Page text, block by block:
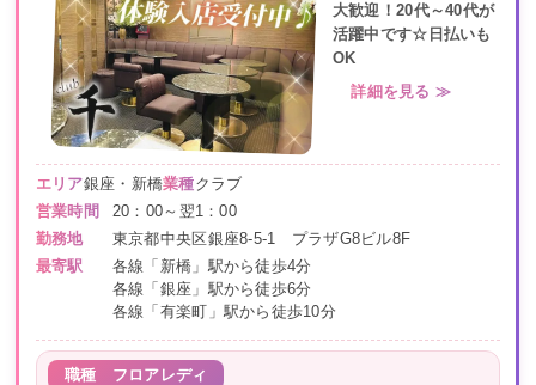
大歓迎！20代～40代が
活躍中です☆日払いも
OK
詳細を見る ≫
エリア銀座・新橋業種クラブ
営業時間
20：00～翌1：00
勤務地
東京都中央区銀座8-5-1 プラザG8ビル8F
最寄駅
各線「新橋」駅から徒歩4分
各線「銀座」駅から徒歩6分
各線「有楽町」駅から徒歩10分
職種 フロアレディ